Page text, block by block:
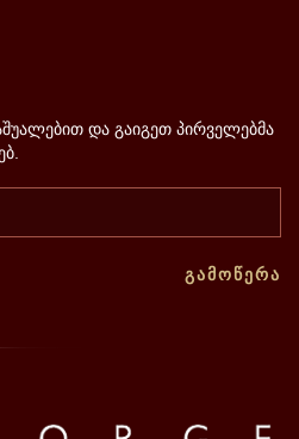
და გაიგეთ პირველებმა
ᲒᲐᲛᲝᲬᲔᲠᲐ